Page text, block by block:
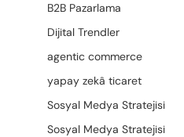
B2B Pazarlama
Dijital Trendler
agentic commerce
yapay zekâ ticaret
Sosyal Medya Stratejisi
Sosyal Medya Stratejisi